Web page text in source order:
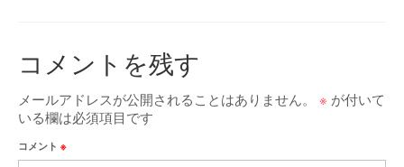
コメントを残す
メールアドレスが公開されることはありません。 ※ が付いて
いる欄は必須項目です
コメント ※